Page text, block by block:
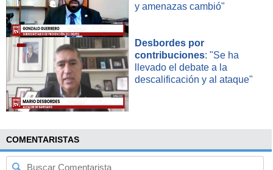
y amenazas cambió"
Desbordes por
contribuciones: "Se ha
llevado el debate a la
descalificación y al ataque"
COMENTARISTAS